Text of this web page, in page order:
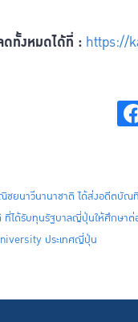
ดทั้งหมดได้ที่ : https://
ยนาวีนานาชาติ ได้ส่งอดีตบั
ที่ได้รับทุนรัฐบาลญี่ปุ่นให้ศึกษา
ประเทศญี่ปุ่น